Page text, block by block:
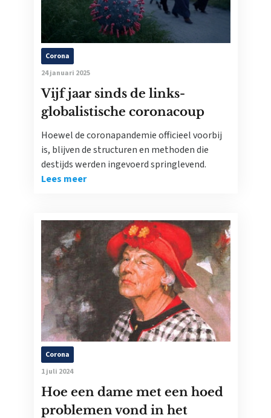
Corona
24 januari 2025
Vijf jaar sinds de links-
globalistische coronacoup
Hoewel de coronapandemie officieel voorbij
is, blijven de structuren en methoden die
destijds werden ingevoerd springlevend.
Lees meer
Corona
1 juli 2024
Hoe een dame met een hoed
problemen vond in het